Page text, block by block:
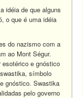
idéia de que alguns
o que é uma idéia
do nazismo com a
ao Mont Ségur.
e gnóstico
símbolo
gnóstico. Swastika
pelo governo